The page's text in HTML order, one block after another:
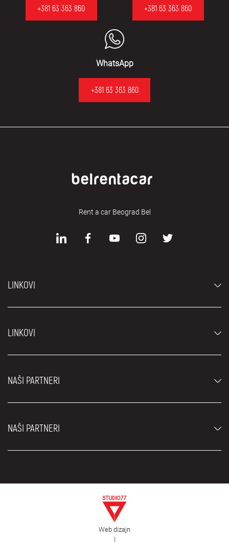
+381 63 363 860 +381 63 363 860
WhatsApp
+381 63 363 860
Rent a car Beograd Bel
LINKOVI
Luksuzni automobili
Cene
LINKOVI
Blog
O nama
NAŠI PARTNERI
Rent a car Beograd Royal
NAŠI PARTNERI
EDePro
Web dizajn
|